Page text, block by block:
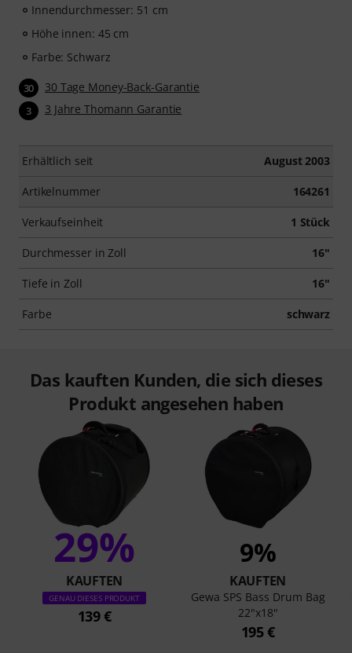
Innendurchmesser: 51 cm
Höhe innen: 45 cm
Farbe: Schwarz
30 30 Tage Money-Back-Garantie
3 3 Jahre Thomann Garantie
Erhältlich seit August 2003
Artikelnummer 164261
Verkaufseinheit 1 Stück
Durchmesser in Zoll 16"
Tiefe in Zoll 16"
Farbe schwarz
Das kauften Kunden, die sich dieses
Produkt angesehen haben
29%
KAUFTEN
GENAU DIESES PRODUKT
139 €
9%
KAUFTEN
Gewa SPS Bass Drum Bag
22"x18"
195 €